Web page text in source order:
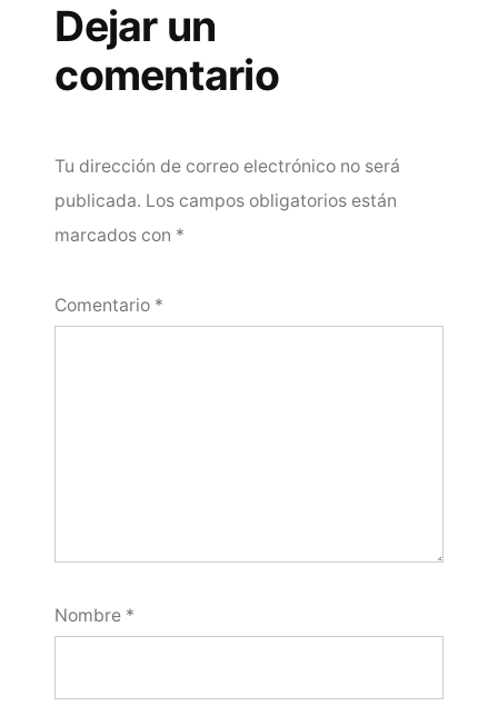
Dejar un
comentario
Tu dirección de correo electrónico no será
publicada. Los campos obligatorios están
marcados con *
Comentario *
Nombre *